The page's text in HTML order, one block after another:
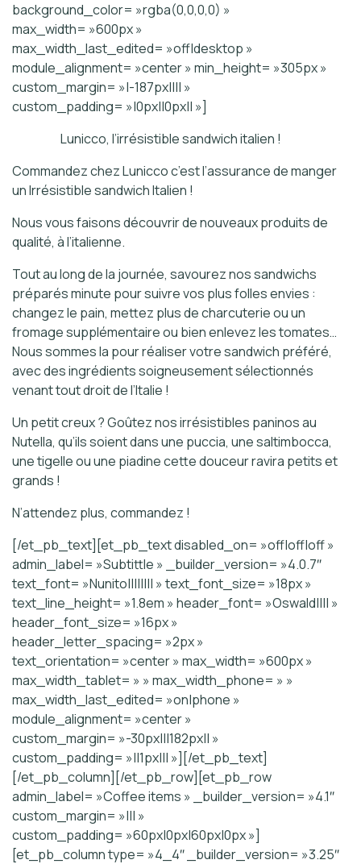
background_color= »rgba(0,0,0,0) »
max_width= »600px »
max_width_last_edited= »off|desktop »
module_alignment= »center » min_height= »305px »
custom_margin= »|-187px|||| »
custom_padding= »|0px||0px|| »]
Lunicco, l’irrésistible sandwich italien !
Commandez chez Lunicco c’est l’assurance de manger
un Irrésistible sandwich Italien !
Nous vous faisons découvrir de nouveaux produits de
qualité, à l’italienne.
Tout au long de la journée, savourez nos sandwichs
préparés minute pour suivre vos plus folles envies :
changez le pain, mettez plus de charcuterie ou un
fromage supplémentaire ou bien enlevez les tomates…
Nous sommes la pour réaliser votre sandwich préféré,
avec des ingrédients soigneusement sélectionnés
venant tout droit de l’Italie !
Un petit creux ? Goûtez nos irrésistibles paninos au
Nutella, qu’ils soient dans une puccia, une saltimbocca,
une tigelle ou une piadine cette douceur ravira petits et
grands !
N’attendez plus, commandez !
[/et_pb_text][et_pb_text disabled_on= »off|off|off »
admin_label= »Subtittle » _builder_version= »4.0.7″
text_font= »Nunito|||||||| » text_font_size= »18px »
text_line_height= »1.8em » header_font= »Oswald|||| »
header_font_size= »16px »
header_letter_spacing= »2px »
text_orientation= »center » max_width= »600px »
max_width_tablet= » » max_width_phone= » »
max_width_last_edited= »on|phone »
module_alignment= »center »
custom_margin= »-30px|||182px|| »
custom_padding= »||1px||| »][/et_pb_text]
[/et_pb_column][/et_pb_row][et_pb_row
admin_label= »Coffee items » _builder_version= »4.1″
custom_margin= »||| »
custom_padding= »60px|0px|60px|0px »]
[et_pb_column type= »4_4″ _builder_version= »3.25″